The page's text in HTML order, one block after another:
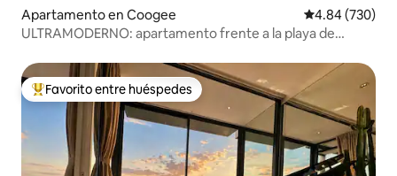
Apartamento en Coogee Calificación
4.84 (730)
ULTRAMODERNO: apartamento frente a la playa de
Favorito entre huéspedes preferido
Favorito entre huéspedes